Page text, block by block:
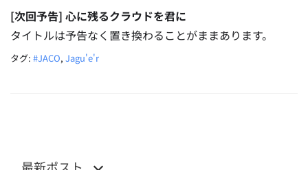
[次回予告] 心に残るクラウドを君に
タイトルは予告なく置き換わることがままあります。
タグ: #JACO, Jagu'e'r